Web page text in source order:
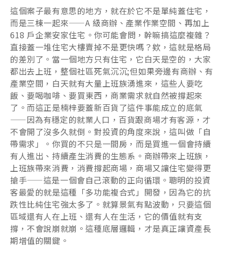
這個案子最有意思的地方，就在於它不是單純蓋住宅，
而是三棟一起來——A 級商辦、產業作業空間、再加上
618 戶企業安家住宅。你可能會問，幹嘛搞這麼複雜？
直接蓋一堆住宅大樓賣掉不是更快嗎？欸，這就是格局
的差別了。當一個地方只有住宅，它白天是空的，大家
都出去上班，整個社區死氣沉沉;但如果旁邊有商辦、有
產業空間，白天就有大量上班族湧進來，這些人要吃
飯、要喝咖啡、要買東西，商業需求就自然被撐起來
了。而這正是楠梓要蓋新百貨了這件事能成立的底氣
——因為有穩定的就業人口，百貨跟商場才有客源，才
不會開了沒多久就倒。對投資的角度來說，這叫做「自
帶需求」。你買的不只是一間房，而是買進一個會持續
有人進出、持續產生消費的生態系。商辦帶來上班族，
上班族帶來消費，消費撐起商場，商場又讓住宅變得更
搶手——這是一個會自己滾動的正向循環。聰明的投資
客最愛的就是這種「多功能複合式」開發，因為它的抗
跌性比純住宅強太多了。就算景氣有點波動，只要這個
區域還有人在上班、還有人在生活，它的價值就有支
撐，不會說崩就崩。這種底層邏輯，才是真正讓資產長
期增值的關鍵。